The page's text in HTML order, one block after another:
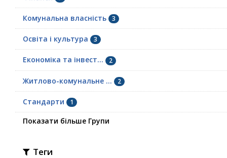
Комунальна власність 3
Освіта і культура 3
Економіка та інвест... 2
Житлово-комунальне ... 2
Стандарти 1
Показати більше Групи
Теги